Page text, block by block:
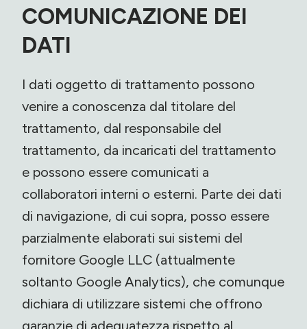
COMUNICAZIONE DEI
DATI
I dati oggetto di trattamento possono
venire a conoscenza dal titolare del
trattamento, dal responsabile del
trattamento, da incaricati del trattamento
e possono essere comunicati a
collaboratori interni o esterni. Parte dei dati
di navigazione, di cui sopra, posso essere
parzialmente elaborati sui sistemi del
fornitore Google LLC (attualmente
soltanto Google Analytics), che comunque
dichiara di utilizzare sistemi che offrono
garanzie di adeguatezza rispetto al